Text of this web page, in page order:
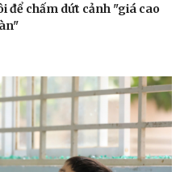
Đời sống
Nhà đẹp
để chấm dứt cảnh "giá cao